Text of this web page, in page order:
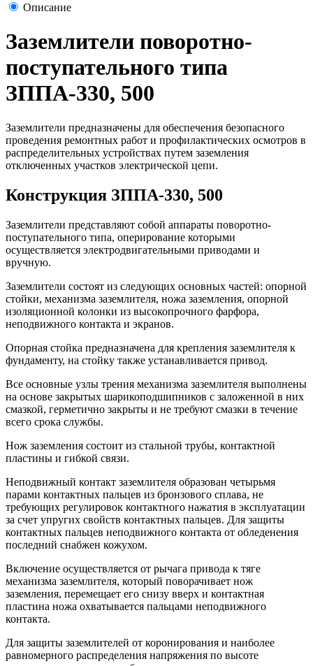
Описание
Заземлители поворотно-
поступательного типа
ЗППА-330, 500
Заземлители предназначены для обеспечения безопасного
проведения ремонтных работ и профилактических осмотров в
распределительных устройствах путем заземления
отключенных участков электрической цепи.
Конструкция ЗППА-330, 500
Заземлители представляют собой аппараты поворотно-
поступательного типа, оперирование которыми
осуществляется электродвигательными приводами и
вручную.
Заземлители состоят из следующих основных частей: опорной
стойки, механизма заземлителя, ножа заземления, опорной
изоляционной колонки из высокопрочного фарфора,
неподвижного контакта и экранов.
Опорная стойка предназначена для крепления заземлителя к
фундаменту, на стойку также устанавливается привод.
Все основные узлы трения механизма заземлителя выполнены
на основе закрытых шарикоподшипников с заложенной в них
смазкой, герметично закрыты и не требуют смазки в течение
всего срока службы.
Нож заземления состоит из стальной трубы, контактной
пластины и гибкой связи.
Неподвижный контакт заземлителя образован четырьмя
парами контактных пальцев из бронзового сплава, не
требующих регулировок контактного нажатия в эксплуатации
за счет упругих свойств контактных пальцев. Для защиты
контактных пальцев неподвижного контакта от обледенения
последний снабжен кожухом.
Включение осуществляется от рычага привода к тяге
механизма заземлителя, который поворачивает нож
заземления, перемещает его снизу вверх и контактная
пластина ножа охватывается пальцами неподвижного
контакта.
Для защиты заземлителей от коронирования и наиболее
равномерного распределения напряжения по высоте